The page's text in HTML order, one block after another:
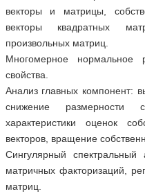
векторы и матрицы,
векторы квадратных
произвольных матриц.
Многомерное нормальное
свойства.
Анализ главных компонент:
снижение размерности
характеристики оценок
векторов, вращение
Сингулярный спектральный
матричных факторизаций,
матриц.